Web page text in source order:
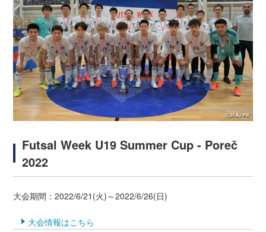
Futsal Week U19 Summer Cup - Poreč
2022
大会期間：2022/6/21(火)～2022/6/26(日)
大会情報はこちら